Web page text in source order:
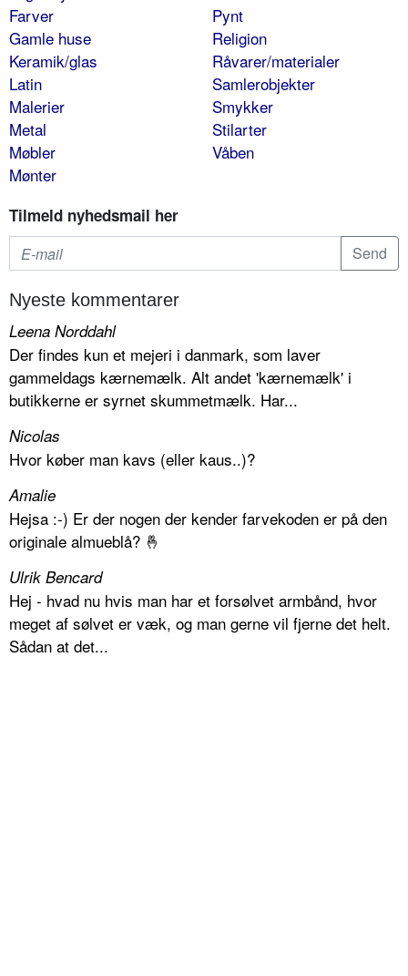
Farver
Gamle huse
Keramik/glas
Latin
Malerier
Metal
Møbler
Mønter
Pynt
Religion
Råvarer/materialer
Samlerobjekter
Smykker
Stilarter
Våben
Tilmeld nyhedsmail her
Nyeste kommentarer
Leena Norddahl
Der findes kun et mejeri i danmark, som laver
gammeldags kærnemælk. Alt andet 'kærnemælk' i
butikkerne er syrnet skummetmælk. Har...
Nicolas
Hvor køber man kavs (eller kaus..)?
Amalie
Hejsa :-) Er der nogen der kender farvekoden er på den
originale almueblå? 🤞
Ulrik Bencard
Hej - hvad nu hvis man har et forsølvet armbånd, hvor
meget af sølvet er væk, og man gerne vil fjerne det helt.
Sådan at det...